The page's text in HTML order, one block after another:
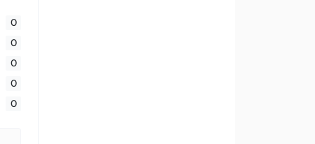
0
0
0
0
0